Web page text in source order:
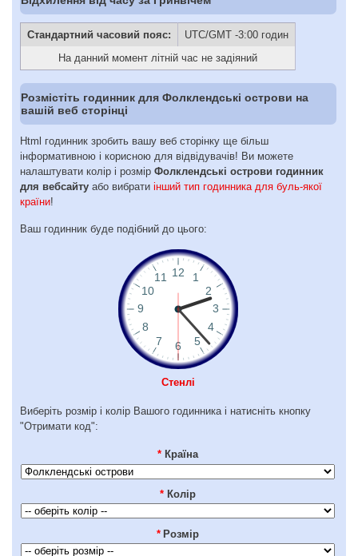
Стандартний часовий пояс:
UTC/GMT -3:00 годин
На данний момент літній час не задіяний
Розмістіть годинник для Фолклендські острови на
вашій веб сторінці
Html годинник зробить вашу веб сторінку ще більш
інформативною і корисною для відвідувачів! Ви можете
налаштувати колір і розмір Фолклендські острови годинник
для вебсайту або вибрати інший тип годинника для буль-якої
країни!
Ваш годинник буде подібний до цього:
Стенлі
Виберіть розмір і колір Вашого годинника і натисніть кнопку
"Отримати код":
* Країна
* Колір
* Розмір